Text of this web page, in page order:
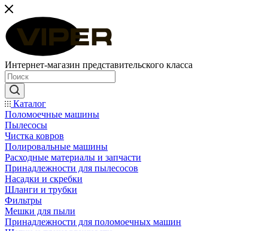
Интернет-магазин представительского класса
Каталог
Поломоечные машины
Пылесосы
Чистка ковров
Полировальные машины
Расходные материалы и запчасти
Принадлежности для пылесосов
Насадки и скребки
Шланги и трубки
Фильтры
Мешки для пыли
Принадлежности для поломоечных машин